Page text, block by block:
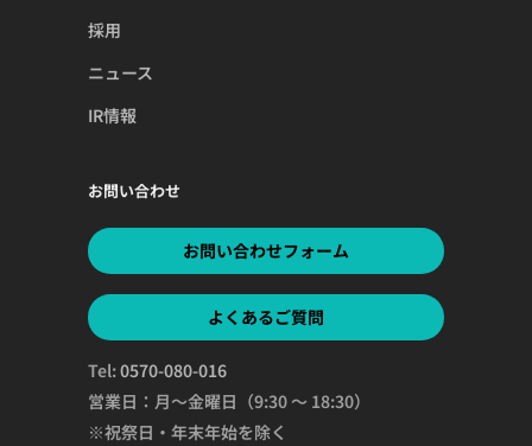
採用
ニュース
IR情報
お問い合わせ
お問い合わせフォーム
よくあるご質問
Tel:0570-080-016
営業日：月～金曜日（9:30 ～ 18:30）
※祝祭日・年末年始を除く